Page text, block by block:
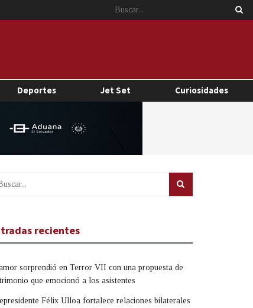
Deportes Jet Set Curiosidades
recientes
sorprendió en Terror VII con una propuesta de
que emocionó a los asistentes
Félix Ulloa fortalece relaciones bilaterales